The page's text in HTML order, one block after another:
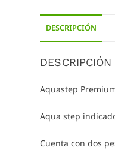
DESCRIPCIÓN
DESCRIPCIÓN
Aquastep
Aqua step
Cuenta con dos